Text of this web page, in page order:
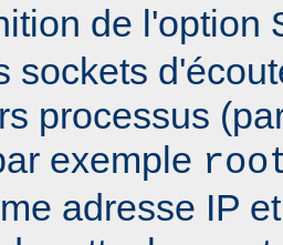
de l'option
sockets
processus
exemple
adresse IP